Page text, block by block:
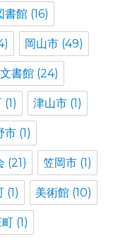
書館 (16)
岡山市 (49)
文書館 (24)
(1) 津山市 (1)
市 (1)
(21) 笠岡市 (1)
(1) 美術館 (10)
町 (1)